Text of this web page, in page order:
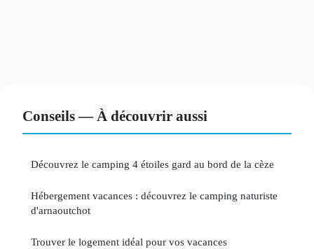
Conseils — À découvrir aussi
Découvrez le camping 4 étoiles gard au bord de la cèze
Hébergement vacances : découvrez le camping naturiste
d'arnaoutchot
Trouver le logement idéal pour vos vacances